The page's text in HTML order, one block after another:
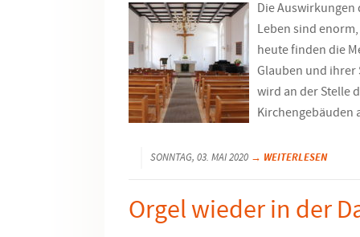
Die Auswirkungen
Leben sind
heute finden die
Glauben und ihrer
wird an der Stelle
SONNTAG, 03. MAI 2020 → WEITERLESEN
Orgel wieder in der